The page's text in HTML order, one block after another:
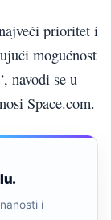
prioritet i
mogućnost
navodi se u
Space.com.
i